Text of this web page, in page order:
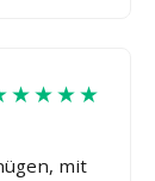
mit